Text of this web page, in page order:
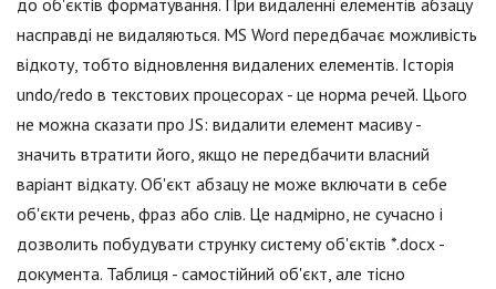
до об'єктів форматування. При видаленні елементів абзацу
насправді не видаляються. MS Word передбачає можливість
відкоту, тобто відновлення видалених елементів. Історія
undo/redo в текстових процесорах - це норма речей. Цього
не можна сказати про JS: видалити елемент масиву -
значить втратити його, якщо не передбачити власний
варіант відкату. Об'єкт абзацу не може включати в себе
об'єкти речень, фраз або слів. Це надмірно, не сучасно і
дозволить побудувати струнку систему об'єктів *.docx -
документа. Таблиця - самостійний об'єкт, але тісно